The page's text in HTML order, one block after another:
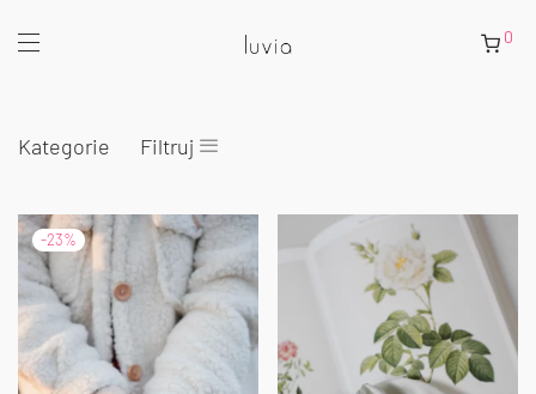
0
Kategorie Filtruj
-23%